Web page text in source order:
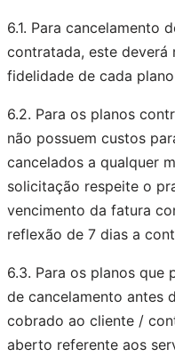
6.1. Para cancelamento
contratada, este deverá
fidelidade de cada
6.2. Para os planos
não possuem custos
cancelados a qualquer
solicitação respeite o
vencimento da fatura
reflexão de 7 dias a
6.3. Para os planos que
de cancelamento antes
cobrado ao cliente /
aberto referente aos